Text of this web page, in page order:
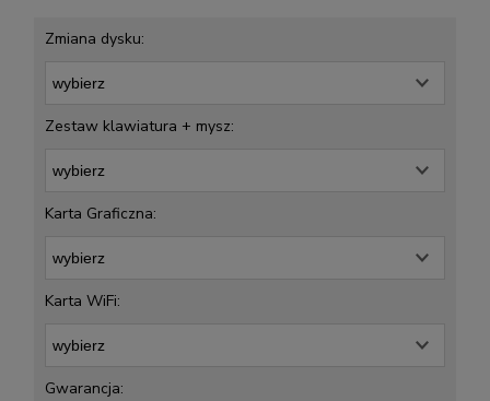
Zmiana dysku:
Zestaw klawiatura + mysz:
Karta Graficzna:
Karta WiFi:
Gwarancja: